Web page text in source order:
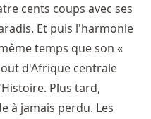
cents coups avec ses
Et puis l'harmonie
temps que son «
d'Afrique centrale
Plus tard,
à jamais perdu. Les